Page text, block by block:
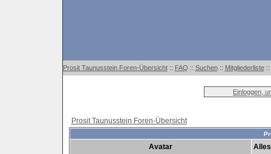
Prosit Taunusstein Foren-Übersicht:: FAQ :: Suchen:: Mitgliederliste::
Einloggen,
Prosit Taunusstein Foren-Übersicht
Avatar